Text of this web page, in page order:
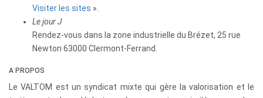
Visiter les sites ».
Le jour J
Rendez-vous dans la zone industrielle du Brézet, 25 rue
Newton 63000 Clermont-Ferrand.
A PROPOS
Le VALTOM est un syndicat mixte qui gère la valorisation et le